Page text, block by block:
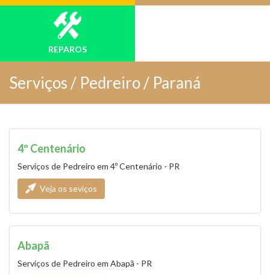
REPAROS
Serviços / Pedreiro / Paraná
4º Centenário
Serviços de Pedreiro em 4º Centenário - PR
Veja os seviços
Abapã
Serviços de Pedreiro em Abapã - PR